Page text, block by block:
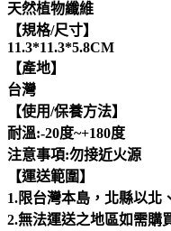
天然植物纖維
【規格/尺寸】
11.3*11.3*5.8CM
【產地】
台灣
【使用/保養方法】
耐溫:-20度~+180度
注意事項:勿接近火源
【運送範圍】
1.限台灣本島，北縣以北
2.無法運送之地區如需購